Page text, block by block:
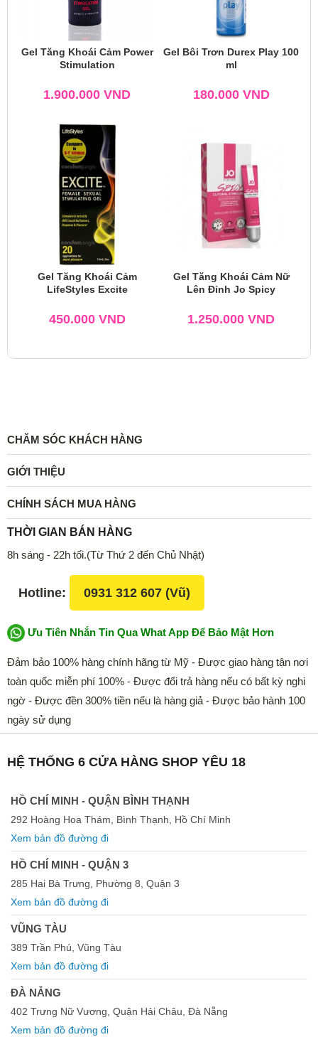
Gel Tăng Khoái Cảm Power
Stimulation
1.900.000 VND
Gel Bôi Trơn Durex Play 100
ml
180.000 VND
Gel Tăng Khoái Cảm
LifeStyles Excite
450.000 VND
Gel Tăng Khoái Cảm Nữ
Lên Đỉnh Jo Spicy
1.250.000 VND
CHĂM SÓC KHÁCH HÀNG
GIỚI THIỆU
CHÍNH SÁCH MUA HÀNG
THỜI GIAN BÁN HÀNG
8h sáng - 22h tối.(Từ Thứ 2 đến Chủ Nhật)
Hotline: 0931 312 607 (Vũ)
Ưu Tiên Nhắn Tin Qua What App Để Bảo Mật Hơn
Đảm bảo 100% hàng chính hãng từ Mỹ - Được giao hàng tận nơi
toàn quốc miễn phí 100% - Được đổi trả hàng nếu có bất kỳ nghi
ngờ - Được đền 300% tiền nếu là hàng giả - Được bảo hành 100
ngày sử dụng
HỆ THỐNG 6 CỬA HÀNG SHOP YÊU 18
HỒ CHÍ MINH - QUẬN BÌNH THẠNH
292 Hoàng Hoa Thám, Bình Thạnh, Hồ Chí Minh
Xem bản đồ đường đi
HỒ CHÍ MINH - QUẬN 3
285 Hai Bà Trưng, Phường 8, Quận 3
Xem bản đồ đường đi
VŨNG TÀU
389 Trần Phú, Vũng Tàu
Xem bản đồ đường đi
ĐÀ NẴNG
402 Trưng Nữ Vương, Quận Hải Châu, Đà Nẵng
Xem bản đồ đường đi